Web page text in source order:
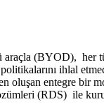
araçla (BYOD), her
ihlal
oluşan entegre bir
(RDS) ile